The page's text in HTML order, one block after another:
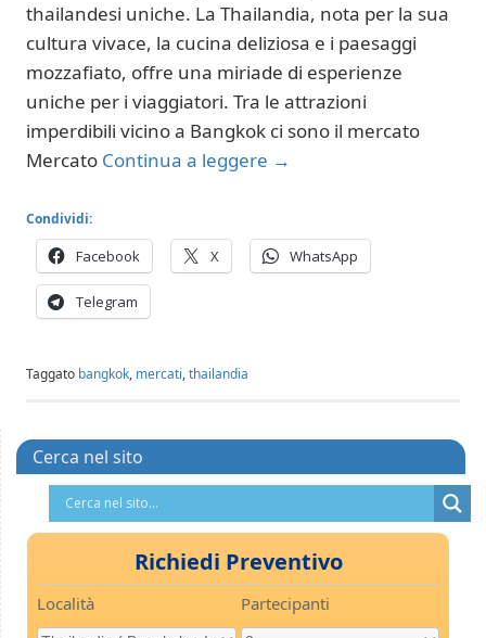
thailandesi uniche. La Thailandia, nota per la sua
cultura vivace, la cucina deliziosa e i paesaggi
mozzafiato, offre una miriade di esperienze
uniche per i viaggiatori. Tra le attrazioni
imperdibili vicino a Bangkok ci sono il mercato
Mercato Continua a leggere →
Condividi:
Facebook X WhatsApp
Telegram
Taggato bangkok, mercati,thailandia
Cerca nel sito
Richiedi Preventivo
Località Partecipanti